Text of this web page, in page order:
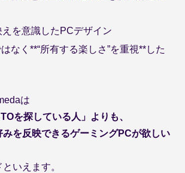
を意識したPCデザイン
はなく**“所有する楽しさ”を重視**した
は
を探している人」よりも、
みを反映できるゲーミングPCが欲しい
いえます。